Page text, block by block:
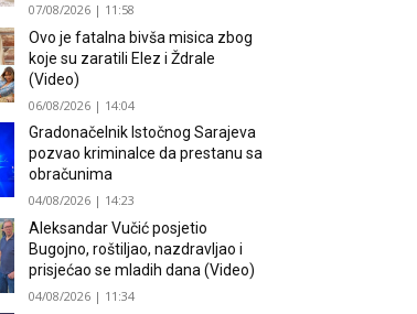
07/08/2026 | 11:58
Ovo je fatalna bivša misica zbog
koje su zaratili Elez i Ždrale
(Video)
06/08/2026 | 14:04
Gradonačelnik Istočnog Sarajeva
pozvao kriminalce da prestanu sa
obračunima
04/08/2026 | 14:23
Aleksandar Vučić posjetio
Bugojno, roštiljao, nazdravljao i
prisjećao se mladih dana (Video)
04/08/2026 | 11:34